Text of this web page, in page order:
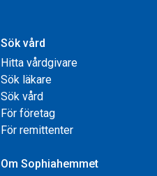
Sök vård
Hitta vårdgivare
Sök läkare
Sök vård
För företag
För remittenter
Om Sophiahemmet